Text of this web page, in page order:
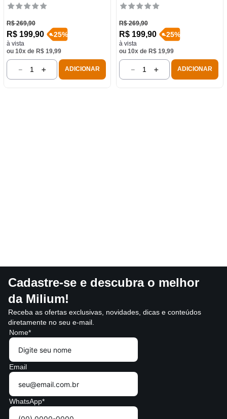
R$ 269,90
R$ 199,90
à vista
-25%
ou 10x de R$ 19,99
＋
－ ADICIONAR
R$ 269,90
R$ 199,90
à vista
-25%
ou 10x de R$ 19,99
＋
－ ADICIONAR
Cadastre-se e descubra o melhor
da Milium!
Receba as ofertas exclusivas, novidades, dicas e conteúdos
diretamente no seu e-mail.
Nome*
Email
WhatsApp*